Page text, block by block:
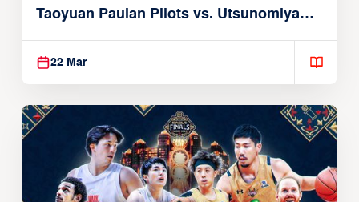
Taoyuan Pauian Pilots vs. Utsunomiya
Brex (March 22, 2026)
22 Mar